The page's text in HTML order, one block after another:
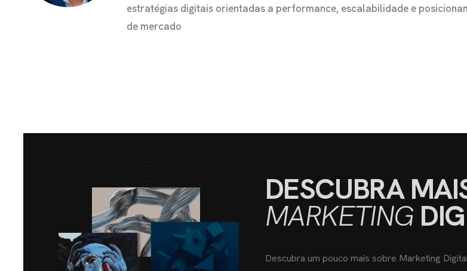
estratégias digitais orientadas a performance, escalabilidade e
de mercado
DESCUBRA
MARKETING
Descubra um pouco mais sobre Marketing